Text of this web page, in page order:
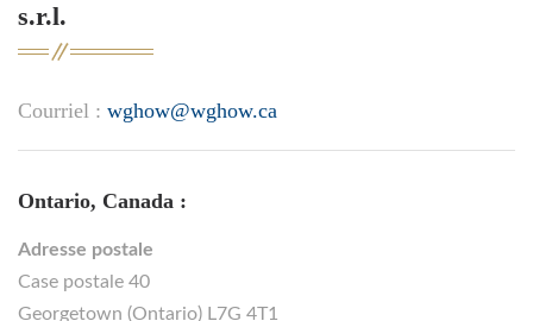
s.r.l.
Courriel : wghow@wghow.ca
Ontario, Canada :
Adresse postale
Case postale 40
Georgetown (Ontario) L7G 4T1